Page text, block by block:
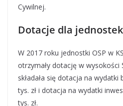
Cywilnej.
Dotacje dla jednostek
W 2017 roku jednostki OSP w
otrzymały dotację w wysokości
składała się dotacja na
tys. zł i dotacja na wydatki
tys. zł.